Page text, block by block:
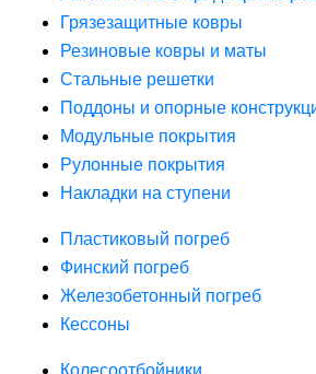
Грязезащитные ковры
Резиновые ковры и маты
Стальные решетки
Поддоны и опорные
Модульные покрытия
Рулонные покрытия
Накладки на ступени
Пластиковый погреб
Финский погреб
Железобетонный погреб
Кессоны
Колесоотбойники